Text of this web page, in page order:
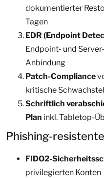
dokumentierter
Tagen
EDR (Endpoint
Endpoint- und
Anbindung
Patch-Compliance
kritische
Schriftlich
Plan inkl. Tabletop-
Phishing-
FIDO2-
privilegierten Konten